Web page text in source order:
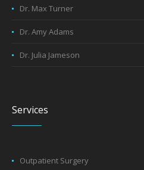
Dr. Max Turner
Dr. Amy Adams
Dr. Julia Jameson
Services
Outpatient Surgery